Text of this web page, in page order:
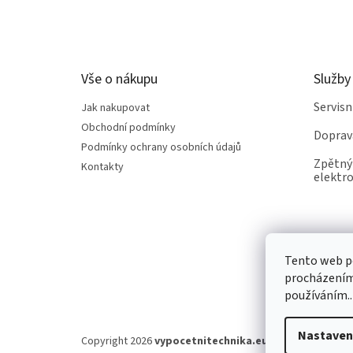
Tento web
Vše o nákupu
Jak nakupovat
Obchodní podmínky
Podmínky ochrany osobních údajů
Kontakty
Služby
Copyright 2026vypocetnitechnika.eu . Všechna práva